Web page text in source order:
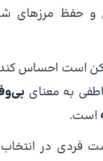
و حفظ مرزهای
است احساس
به معنای
است.
فردی در